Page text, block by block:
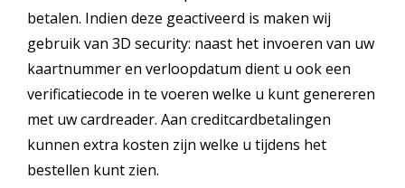
betalen. Indien deze geactiveerd is maken wij
gebruik van 3D security: naast het invoeren van uw
kaartnummer en verloopdatum dient u ook een
verificatiecode in te voeren welke u kunt genereren
met uw cardreader. Aan creditcardbetalingen
kunnen extra kosten zijn welke u tijdens het
bestellen kunt zien.